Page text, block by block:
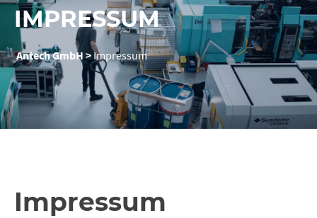
IMPRESSUM
Antech GmbH>Impressum
Impressum